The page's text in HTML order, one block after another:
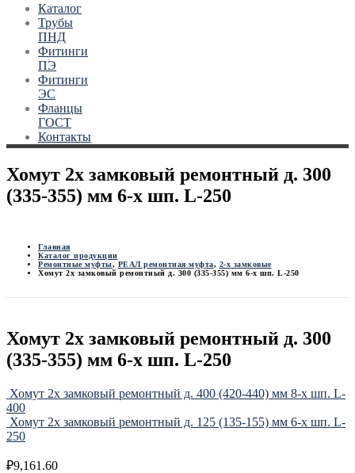
Каталог
Трубы
ПНД
Фитинги
ПЭ
Фитинги
ЭС
Фланцы
ГОСТ
Контакты
Хомут 2х замковый ремонтный д. 300
(335-355) мм 6-х шп. L-250
Главная
Каталог продукции
Ремонтные муфты, РЕАЛ ремонтная муфта, 2-х замковые
Хомут 2х замковый ремонтный д. 300 (335-355) мм 6-х шп. L-250
Хомут 2х замковый ремонтный д. 300
(335-355) мм 6-х шп. L-250
Хомут 2х замковый ремонтный д. 400 (420-440) мм 8-х шп. L-
400
Хомут 2х замковый ремонтный д. 125 (135-155) мм 6-х шп. L-
250
₽9,161.60